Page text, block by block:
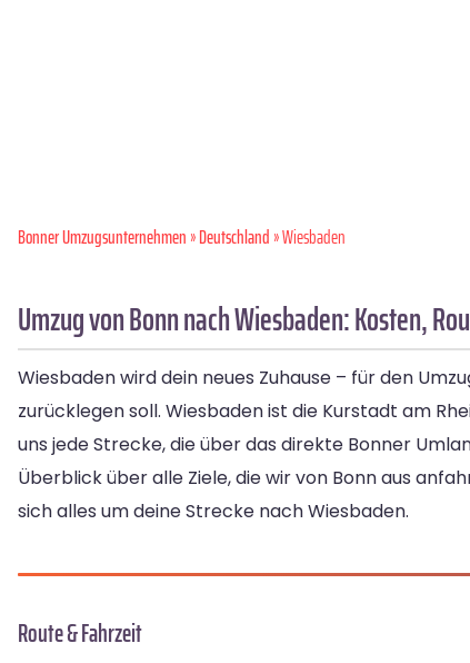
Bonner Umzugsunternehmen»Deutschland» Wiesbaden
Umzug von Bonn nach Wiesbaden: Kosten,
Wiesbaden wird dein neues Zuhause – für den
zurücklegen soll. Wiesbaden ist die Kurstadt am
uns jede Strecke, die über das direkte Bonner
Überblick über alle Ziele, die wir von Bonn aus
sich alles um deine Strecke nach Wiesbaden.
Route & Fahrzeit